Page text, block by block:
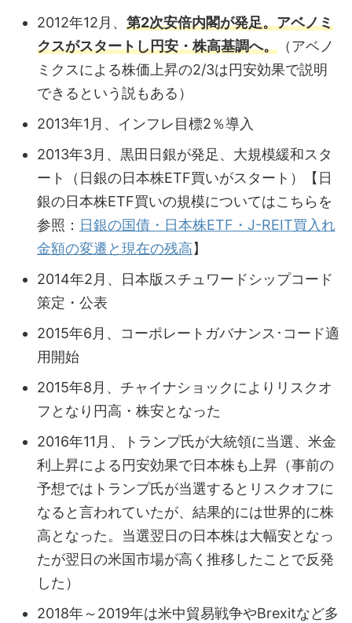
2012年12月、 第2次安倍内閣が発足。アベノミ
クスがスタートし円安・株高基調へ。 （アベノ
ミクスによる株価上昇の2/3は円安効果で説明
できるという説もある）
2013年1月、インフレ目標2％導入
2013年3月、黒田日銀が発足、大規模緩和スタ
ート（日銀の日本株ETF買いがスタート）【日
銀の日本株ETF買いの規模についてはこちらを
参照： 日銀の国債・日本株ETF・J-REIT買入れ
金額の変遷と現在の残高】
2014年2月、日本版スチュワードシップコード
策定・公表
2015年6月、コーポレートガバナンス･コード適
用開始
2015年8月、チャイナショックによりリスクオ
フとなり円高・株安となった
2016年11月、トランプ氏が大統領に当選、米金
利上昇による円安効果で日本株も上昇（事前の
予想ではトランプ氏が当選するとリスクオフに
なると言われていたが、結果的には世界的に株
高となった。当選翌日の日本株は大幅安となっ
たが翌日の米国市場が高く推移したことで反発
した）
2018年～2019年は米中貿易戦争やBrexitなど多